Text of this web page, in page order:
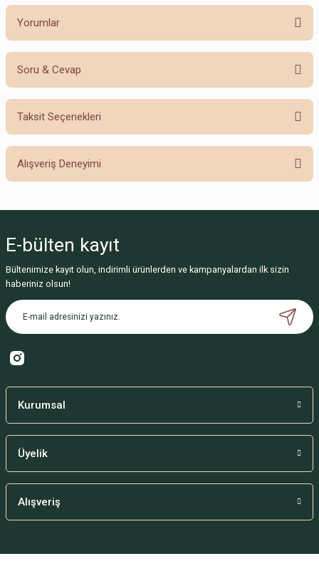
Yorumlar
Bu ürüne ilk yorumu siz yapın!
Soru & Cevap
Ürün hakkında henüz soru sorulmamış.
Taksit Seçenekleri
Alışveriş Deneyimi
Deneyimini Paylaş
E-bülten kayıt
Bültenimize kayıt olun, indirimli ürünlerden ve kampanyalardan ilk sizin
haberiniz olsun!
Kurumsal
Üyelik
Alışveriş